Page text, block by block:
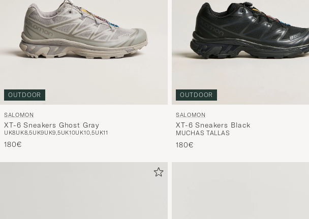
OUTDOOR
SALOMON
XT-6 Sneakers Ghost Gray
UK8UK8,5UK9UK9,5UK10UK10,5UK11
180€
OUTDOOR
SALOMON
XT-6 Sneakers Black
MUCHAS TALLAS
180€